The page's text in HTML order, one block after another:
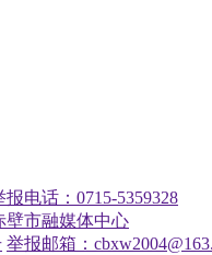
报电话：0715-5359328
壁市融媒体中心
举报邮箱：